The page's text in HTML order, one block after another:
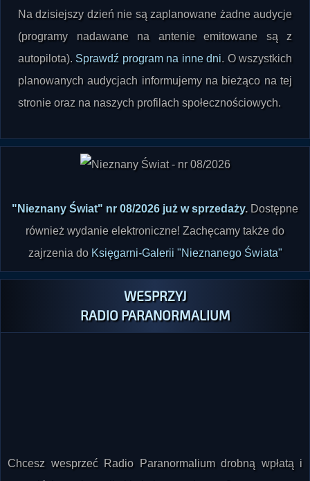
(programy nadawane na antenie emitowane są z
autopilota).
Sprawdź program na inne dni. O wszystkich
planowanych audycjach informujemy na bieżąco na tej
stronie oraz na naszych profilach społecznościowych.
również wydanie elektroniczne! Zachęcamy także do
zajrzenia doKsięgarni-Galerii "Nieznanego Świata"
WESPRZYJ
RADIO PARANORMALIUM
sprawić, by rosło w siłę i było jeszcze lepsze?